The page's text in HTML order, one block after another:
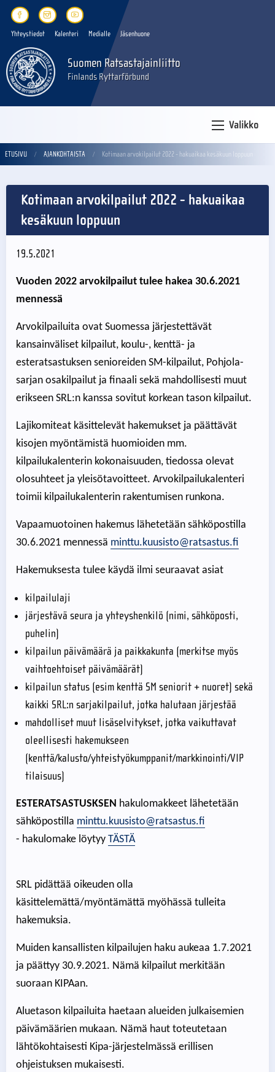
Yhteystiedot Kalenteri Medialle Jäsenhuone
Suomen Ratsastajainliitto
Finlands Ryttarförbund
Valikko
ETUSIVU AJANKOHTAISTA Kotimaan arvokilpailut 2022 - hakuaikaa kesäkuun loppuun
Kotimaan arvokilpailut 2022 - hakuaikaa
kesäkuun loppuun
19.5.2021
Vuoden 2022 arvokilpailut tulee hakea 30.6.2021
mennessä
Arvokilpailuita ovat Suomessa järjestettävät
kansainväliset kilpailut, koulu-, kenttä- ja
esteratsastuksen senioreiden SM-kilpailut, Pohjola-
sarjan osakilpailut ja finaali sekä mahdollisesti muut
erikseen SRL:n kanssa sovitut korkean tason kilpailut.
Lajikomiteat käsittelevät hakemukset ja päättävät
kisojen myöntämistä huomioiden mm.
kilpailukalenterin kokonaisuuden, tiedossa olevat
olosuhteet ja yleisötavoitteet. Arvokilpailukalenteri
toimii kilpailukalenterin rakentumisen runkona.
Vapaamuotoinen hakemus lähetetään sähköpostilla
30.6.2021 mennessä minttu.kuusisto@ratsastus.fi
Hakemuksesta tulee käydä ilmi seuraavat asiat
kilpailulaji
järjestävä seura ja yhteyshenkilö (nimi, sähköposti,
puhelin)
kilpailun päivämäärä ja paikkakunta (merkitse myös
vaihtoehtoiset päivämäärät)
kilpailun status (esim kenttä SM seniorit + nuoret) sekä
kaikki SRL:n sarjakilpailut, jotka halutaan järjestää
mahdolliset muut lisäselvitykset, jotka vaikuttavat
oleellisesti hakemukseen
(kenttä/kalusto/yhteistyökumppanit/markkinointi/VIP
tilaisuus)
ESTERATSASTUSKSEN hakulomakkeet lähetetään
sähköpostilla minttu.kuusisto@ratsastus.fi
- hakulomake löytyy TÄSTÄ
SRL pidättää oikeuden olla
käsittelemättä/myöntämättä myöhässä tulleita
hakemuksia.
Muiden kansallisten kilpailujen haku aukeaa 1.7.2021
ja päättyy 30.9.2021. Nämä kilpailut merkitään
suoraan KIPAan.
Aluetason kilpailuita haetaan alueiden julkaisemien
päivämäärien mukaan. Nämä haut toteutetaan
lähtökohtaisesti Kipa-järjestelmässä erillisen
ohjeistuksen mukaisesti.